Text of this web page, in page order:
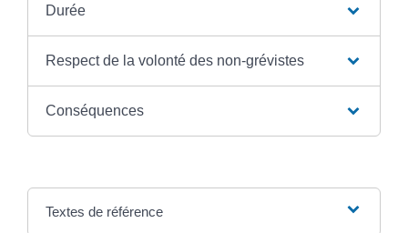
Durée
Respect de la volonté des non-grévistes
Conséquences
Textes de référence